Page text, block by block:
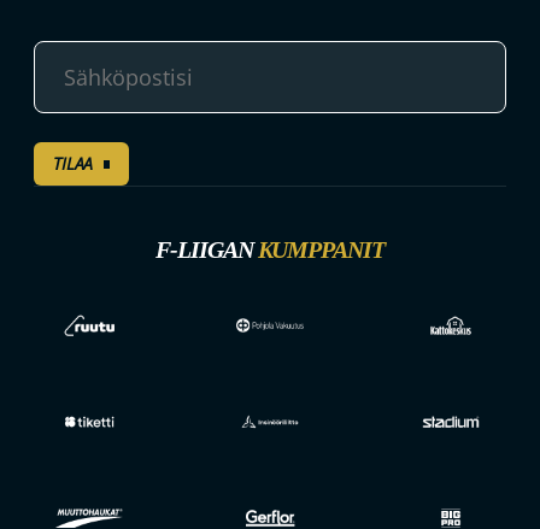
TILAA
F-LIIGANKUMPPANIT